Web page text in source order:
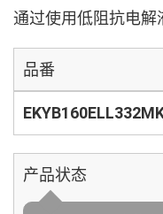
通过使用低阻抗电解
品番
产品状态